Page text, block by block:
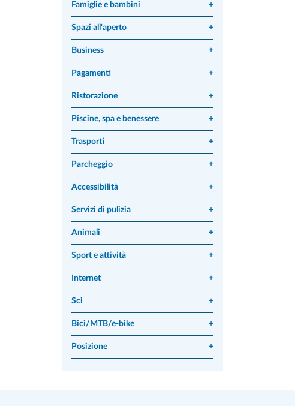
Famiglie e bambini +
Spazi all'aperto +
Business +
Pagamenti +
Ristorazione +
Piscine, spa e benessere +
Trasporti +
Parcheggio +
Accessibilità +
Servizi di pulizia +
Animali +
Sport e attività +
Internet +
Sci +
Bici/MTB/e-bike +
Posizione +